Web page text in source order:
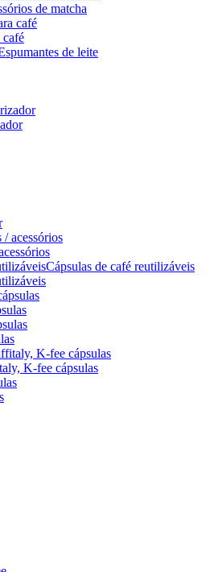
de matcha
café
de leite
Cápsulas de café reutilizáveis
K-fee cápsulas